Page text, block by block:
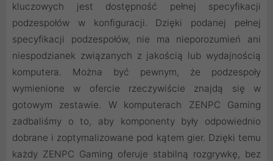
kluczowych jest dostępność pełnej specyfikacji
podzespołów w konfiguracji. Dzięki podanej pełnej
specyfikacji podzespołów, nie ma nieporozumień ani
niespodzianek związanych z jakością lub wydajnością
komputera. Można być pewnym, że podzespoły
wymienione w ofercie rzeczywiście znajdą się w
gotowym zestawie. W komputerach ZENPC Gaming
zadbaliśmy o to, aby komponenty były odpowiednio
dobrane i zoptymalizowane pod kątem gier. Dzięki temu
każdy ZENPC Gaming oferuje stabilną rozgrywkę, bez